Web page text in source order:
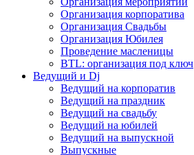
Организация корпоратива
Организация Свадьбы
Организация Юбилея
Проведение масленицы
BTL: организация под ключ
Ведущий и Dj
Ведущий на корпоратив
Ведущий на праздник
Ведущий на свадьбу
Ведущий на юбилей
Ведущий на выпускной
Выпускные